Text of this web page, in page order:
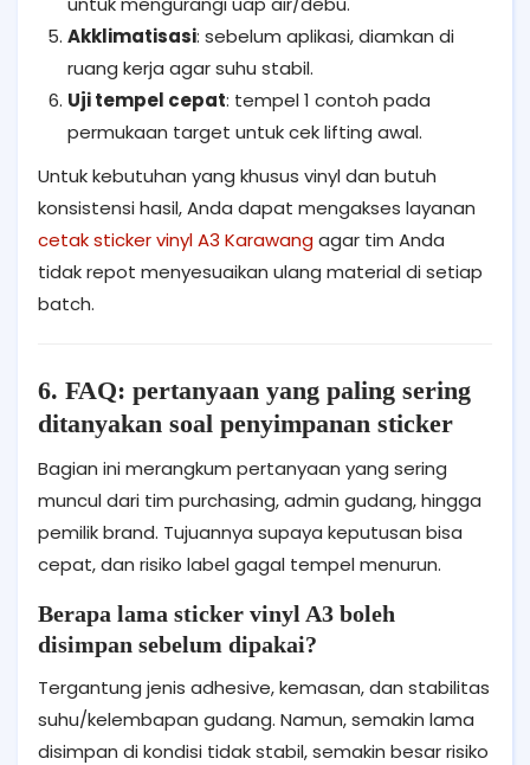
Akklimatisasi: sebelum aplikasi, diamkan di
ruang kerja agar suhu stabil.
Uji tempel cepat: tempel 1 contoh pada
permukaan target untuk cek lifting awal.
Untuk kebutuhan yang khusus vinyl dan butuh
konsistensi hasil, Anda dapat mengakses layanan
cetak sticker vinyl A3 Karawangagar tim Anda
tidak repot menyesuaikan ulang material di setiap
batch.
6. FAQ: pertanyaan yang paling sering
ditanyakan soal penyimpanan sticker
Bagian ini merangkum pertanyaan yang sering
muncul dari tim purchasing, admin gudang, hingga
pemilik brand. Tujuannya supaya keputusan bisa
cepat, dan risiko label gagal tempel menurun.
Berapa lama sticker vinyl A3 boleh
disimpan sebelum dipakai?
Tergantung jenis adhesive, kemasan, dan stabilitas
suhu/kelembapan gudang. Namun, semakin lama
disimpan di kondisi tidak stabil, semakin besar risiko